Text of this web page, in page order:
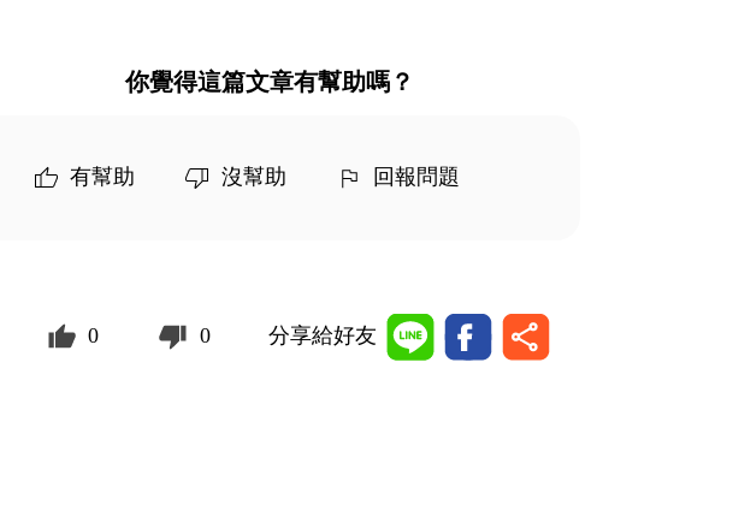
你覺得這篇文章有幫助嗎？
有幫助 沒幫助 回報問題
0 0 分享給好友